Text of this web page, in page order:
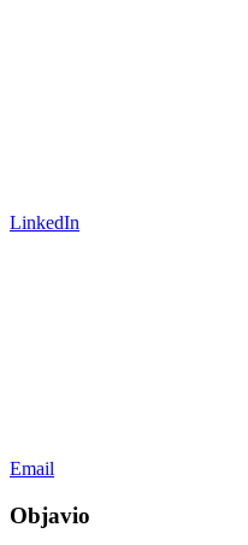
LinkedIn
Email
Objavio